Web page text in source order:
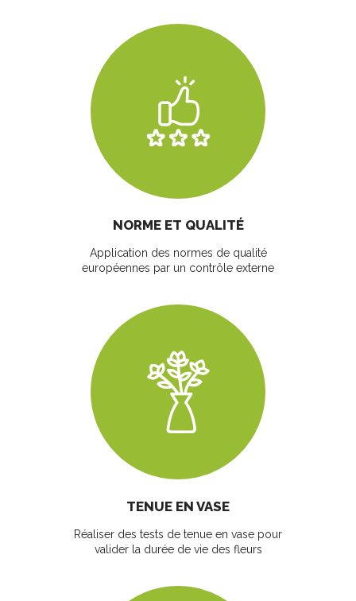
NORME ET QUALITÉ
Application des normes de qualité
européennes par un contrôle externe
TENUE EN VASE
Réaliser des tests de tenue en vase pour
valider la durée de vie des fleurs